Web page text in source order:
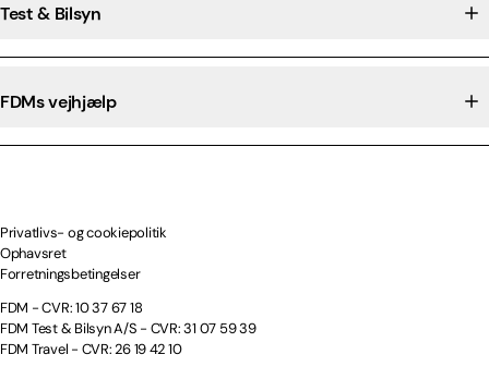
Test & Bilsyn
FDMs vejhjælp
Privatlivs- og cookiepolitik
Ophavsret
Forretningsbetingelser
FDM - CVR: 10 37 67 18
FDM Test & Bilsyn A/S - CVR: 31 07 59 39
FDM Travel - CVR: 26 19 42 10